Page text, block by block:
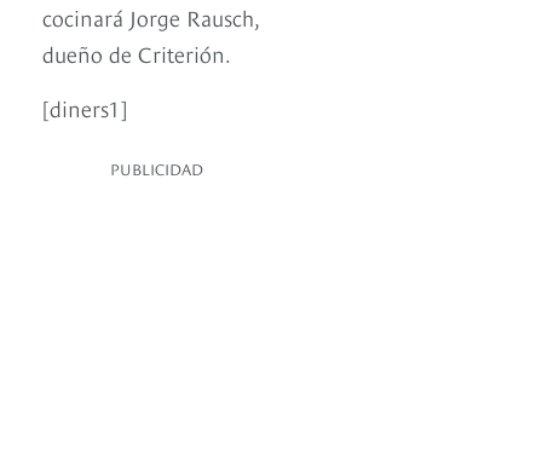
cocinará Jorge Rausch,
dueño de Criterión.
[diners1]
PUBLICIDAD